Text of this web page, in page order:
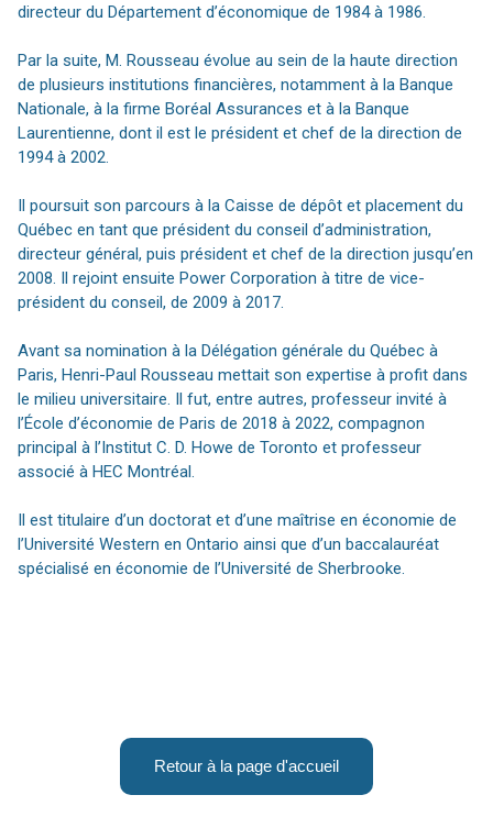
directeur du Département d’économique de 1984 à 1986.
Par la suite, M. Rousseau évolue au sein de la haute direction
de plusieurs institutions financières, notamment à la Banque
Nationale, à la firme Boréal Assurances et à la Banque
Laurentienne, dont il est le président et chef de la direction de
1994 à 2002.
Il poursuit son parcours à la Caisse de dépôt et placement du
Québec en tant que président du conseil d’administration,
directeur général, puis président et chef de la direction jusqu’en
2008. Il rejoint ensuite Power Corporation à titre de vice-
président du conseil, de 2009 à 2017.
Avant sa nomination à la Délégation générale du Québec à
Paris, Henri-Paul Rousseau mettait son expertise à profit dans
le milieu universitaire. Il fut, entre autres, professeur invité à
l’École d’économie de Paris de 2018 à 2022, compagnon
principal à l’Institut C. D. Howe de Toronto et professeur
associé à HEC Montréal.
Il est titulaire d’un doctorat et d’une maîtrise en économie de
l’Université Western en Ontario ainsi que d’un baccalauréat
spécialisé en économie de l’Université de Sherbrooke.
Retour à la page d'accueil